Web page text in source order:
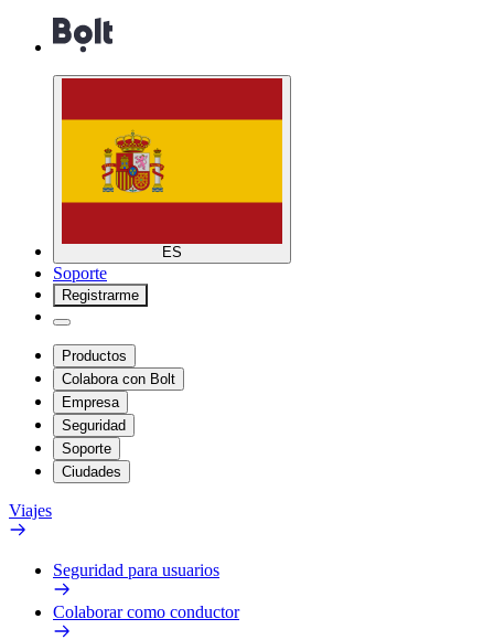
ES
Soporte
Registrarme
Productos
Colabora con Bolt
Empresa
Seguridad
Soporte
Ciudades
Viajes
Seguridad para usuarios
Colaborar como conductor